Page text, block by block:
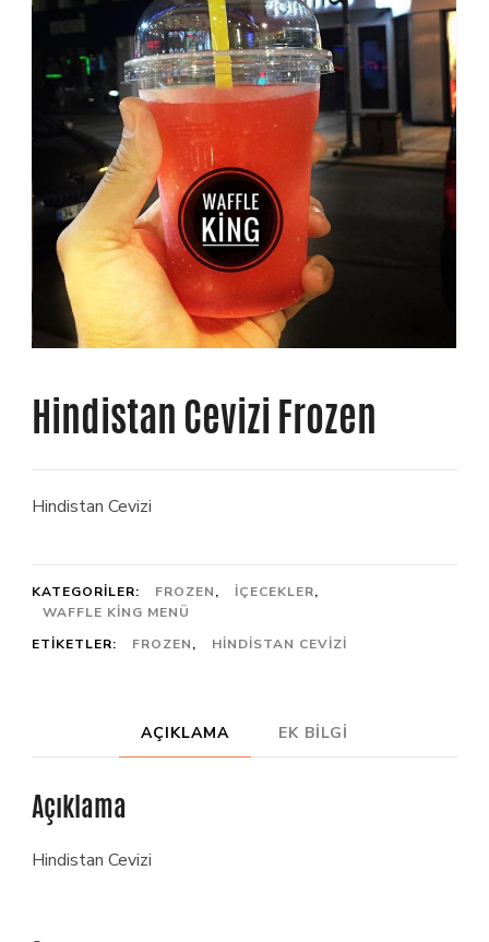
Hindistan Cevizi Frozen
Hindistan Cevizi
KATEGORILER: FROZEN, İÇECEKLER,
WAFFLE KING MENÜ
ETIKETLER:
FROZEN, HINDISTAN CEVIZI
AÇIKLAMA EK BILGI
Açıklama
Hindistan Cevizi